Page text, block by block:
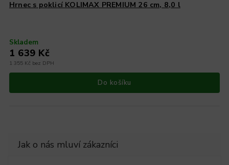
Hrnec s poklicí KOLIMAX PREMIUM 26 cm, 8,0 l
Skladem
1 355 Kč bez DPH
1 639 Kč
Do košíku